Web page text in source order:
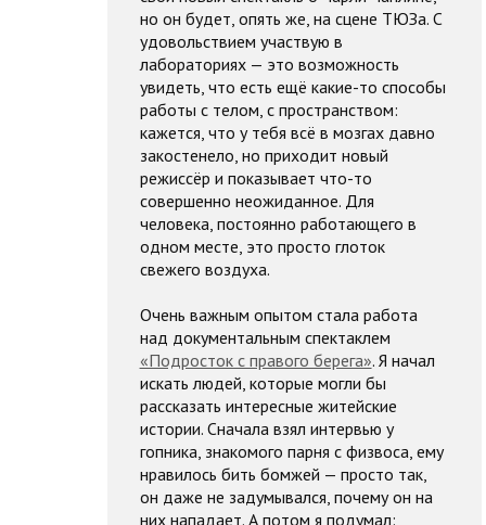
но он будет, опять же, на сцене ТЮЗа. С
удовольствием участвую в
лабораториях — это возможность
увидеть, что есть ещё какие-то способы
работы с телом, с пространством:
кажется, что у тебя всё в мозгах давно
закостенело, но приходит новый
режиссёр и показывает что-то
совершенно неожиданное. Для
человека, постоянно работающего в
одном месте, это просто глоток
свежего воздуха.
Очень важным опытом стала работа
над документальным спектаклем
«Подросток с правого берега». Я начал
искать людей, которые могли бы
рассказать интересные житейские
истории. Сначала взял интервью у
гопника, знакомого парня с физвоса, ему
нравилось бить бомжей — просто так,
он даже не задумывался, почему он на
них нападает. А потом я подумал: